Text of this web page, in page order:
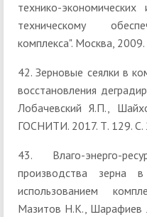
технико-
техническому
комплекса". Москва, 2009.
42. Зерновые сеялки в
восстановления
Лобачевский Я.П.,
ГОСНИТИ. 2017. Т. 129. С.
43. Влаго-энерго-
производства зерна
использованием
Мазитов Н.К., Шарафиев